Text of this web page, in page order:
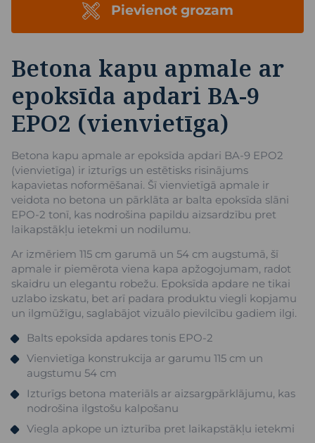
Pievienot grozam
Betona kapu apmale ar
epoksīda apdari BA-9
EPO2 (vienvietīga)
Betona kapu apmale ar epoksīda apdari BA-9 EPO2
(vienvietīga) ir izturīgs un estētisks risinājums
kapavietas noformēšanai. Šī vienvietīgā apmale ir
veidota no betona un pārklāta ar balta epoksīda slāni
EPO-2 tonī, kas nodrošina papildu aizsardzību pret
laikapstākļu ietekmi un nodilumu.
Ar izmēriem 115 cm garumā un 54 cm augstumā, šī
apmale ir piemērota viena kapa apžogojumam, radot
skaidru un elegantu robežu. Epoksīda apdare ne tikai
uzlabo izskatu, bet arī padara produktu viegli kopjamu
un ilgmūžīgu, saglabājot vizuālo pievilcību gadiem ilgi.
Balts epoksīda apdares tonis EPO-2
Vienvietīga konstrukcija ar garumu 115 cm un
augstumu 54 cm
Izturīgs betona materiāls ar aizsargpārklājumu, kas
nodrošina ilgstošu kalpošanu
Viegla apkope un izturība pret laikapstākļu ietekmi